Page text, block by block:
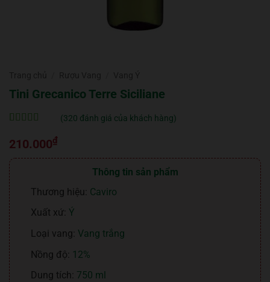
Tini Grecanico Terre Siciliane
trênđánh
giá
(320 đánh giá của khách hàng)
210.000₫
Thông tin sản phẩm
Thương hiệu: Caviro
Xuất xứ: Ý
Loại vang: Vang trắng
Nồng độ: 12%
Dung tích: 750 ml